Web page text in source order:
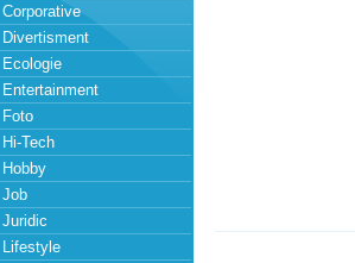
Corporative
Divertisment
Ecologie
Entertainment
Foto
Hi-Tech
Hobby
Job
Juridic
Lifestyle